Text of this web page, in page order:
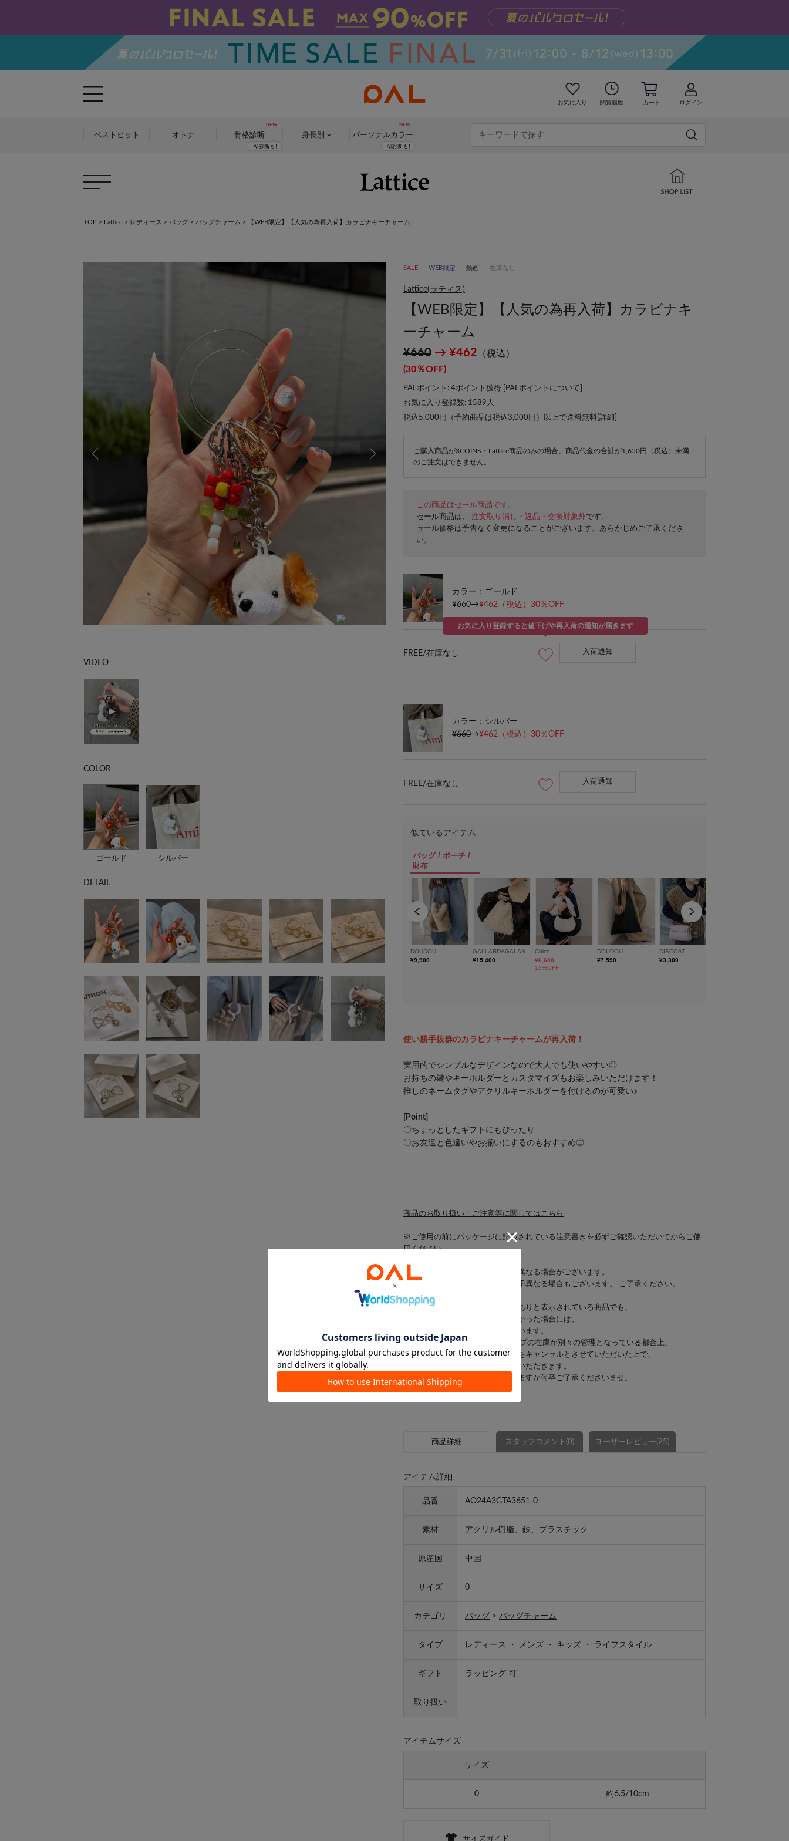
お気に入り 閲覧履歴 カート ログイン
ベストヒット オトナ 骨格診断 身長別 パーソナルカラー
TOP > Lattice > レディース > バッグ > バッグチャーム > 【WEB限定】【人気の為再入荷】カラビナキーチャーム
VIDEO
COLOR
ゴールド シルバー
DETAIL
SALE WEB限定 動画 在庫なし
Lattice(ラティス)
【WEB限定】【人気の為再入荷】カラビナキ
ーチャーム
¥660 → ¥462 （税込）
(30％OFF)
PALポイント: 4ポイント獲得 [ PALポイントについて
お気に入り登録数: 1589 人
税込5,000円（予約商品は税込3,000円）以上で送料無料[ 詳細
ご購入商品が3COINS・Lattice商品のみの場合、商品代金の合計が1,650円（税込）未満
のご注文はできません。
この商品はセール商品です。
セール商品は、 注文取り消し・返品・交換対象外です。
セール価格は予告なく変更になることがございます。あらかじめご了承くださ
い。
カラー：ゴールド
¥660→¥462 （税込）30％OFF
FREE/在庫なし
お気に入り登録すると値下げや再入荷の通知が届きます
入荷通知
カラー：シルバー
¥660→¥462 （税込）30％OFF
FREE/在庫なし 入荷通知
使い勝手抜群のカラビナキーチャームが再入荷！
実用的でシンプルなデザインなので大人でも使いやすい◎
お持ちの鍵やキーホルダーとカスタマイズもお楽しみいただけます！
推しのネームタグやアクリルキーホルダーを付けるのが可愛い♪
[Point]
〇ちょっとしたギフトにもぴったり
〇お友達と色違いやお揃いにするのもおすすめ◎
商品のお取り扱い・ご注意等に関してはこちら
※ご使用の前にパッケージに記載されている注意書きを必ずご確認いただいてからご使
用ください。
※光や角度により、実物と色味が異なる場合がございます。
また表示のサイズ感も実物とは若干異なる場合もございます。 ご了承ください。
※ご注文いただいた時点では在庫ありと表示されている商品でも、
配送前に商品の不具合などが見つかった場合には、
在庫の確保ができないことがございます。
また、弊社では店舗とWEBショップの在庫が別々の管理となっている都合上、
在庫切れの場合は対象の該当商品をキャンセルとさせていただいた上で、
残りのご注文品のみを発送させていただきます。
お客様にはご迷惑をおかけいたしますが何卒ご了承くださいませ。
商品詳細 スタッフコメント(0) ユーザーレビュー(25)
アイテム詳細
品番 AO24A3GTA3651-0
素材 アクリル樹脂、鉄、プラスチック
原産国 中国
サイズ 0
カテゴリ バッグ > バッグチャーム
タイプ レディース ・ メンズ ・ キッズ ・ ライフスタイル
ギフト ラッピング 可
取り扱い -
アイテムサイズ
サイズ -
0 約6.5/10cm